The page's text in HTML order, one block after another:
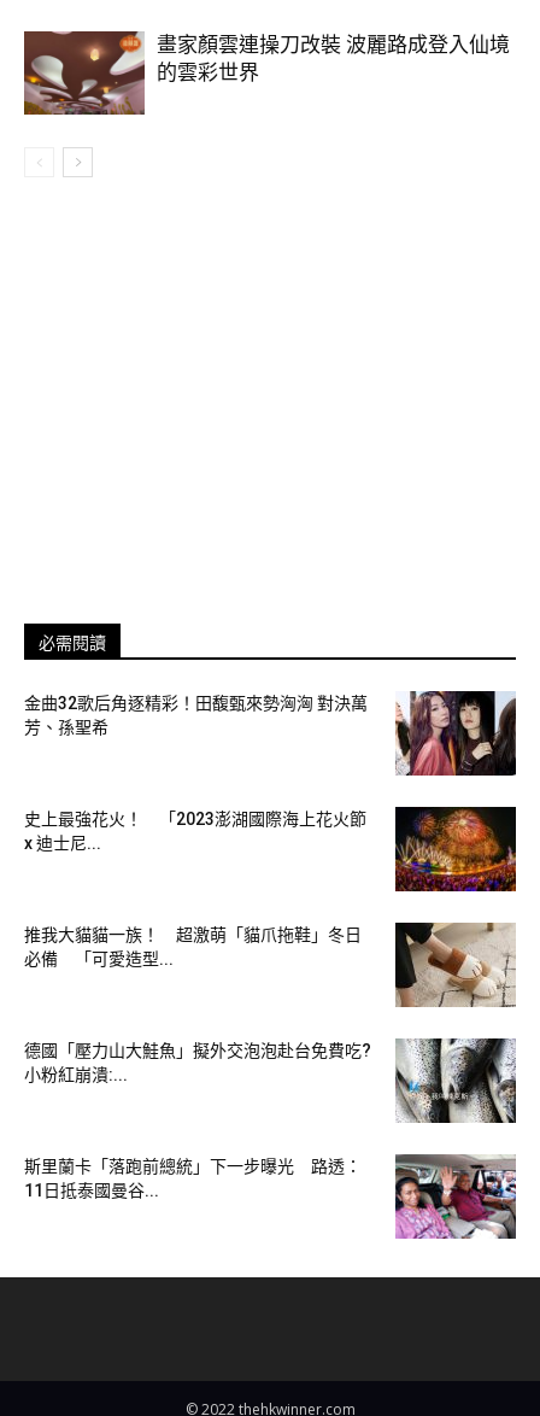
讓人難以相信是免費供應！畫家顏雲連操刀改裝 波麗路成登入仙境
的雲彩世界
必需閱讀
金曲32歌后角逐精彩！田馥甄來勢洶洶 對決萬
芳、孫聖希
史上最強花火！ 「2023澎湖國際海上花火節
x 迪士尼...
推我大貓貓一族！ 超激萌「貓爪拖鞋」冬日
必備 「可愛造型...
德國「壓力山大鮭魚」擬外交泡泡赴台免費吃?
小粉紅崩潰:...
斯里蘭卡「落跑前總統」下一步曝光 路透：
11日抵泰國曼谷...
© 2022 thehkwinner.com